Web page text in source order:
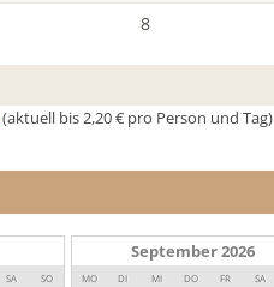
8
(aktuell bis 2,20 € pro Person und Tag)
SA SO
September2026
MO DI MI DO FR SA